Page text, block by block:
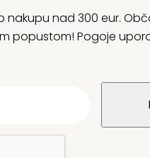
nakupu nad 300 eur.
popustom! Pogoje